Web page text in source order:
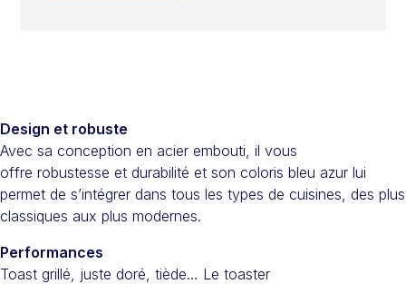
Design et robuste
Avec sa conception en acier embouti, il vous
offre robustesse et durabilité et son coloris bleu azur lui
permet de s’intégrer dans tous les types de cuisines, des plus
classiques aux plus modernes.
Performances
Toast grillé, juste doré, tiède… Le toaster